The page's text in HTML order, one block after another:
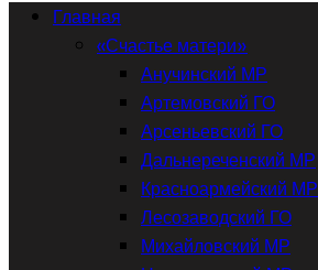
Главная
«Счастье матери»
Анучинский МР
Артемовский ГО
Арсеньевский ГО
Дальнереченский МР
Красноармейский МР
Лесозаводский ГО
Михайловский МР